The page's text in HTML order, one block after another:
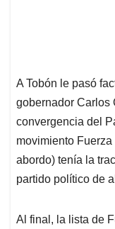
A Tobón le pasó
gobernador Carlos
convergencia del
movimiento
abordo) tenía la
partido político de
Al final, la lista de